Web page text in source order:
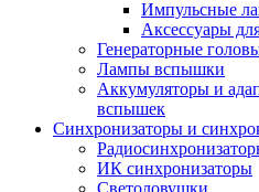
Импульсные
Аксессуары
Генераторные
Лампы вспышки
Аккумуляторы и
вспышек
Синхронизаторы и
ИК синхронизаторы
Светоловушки